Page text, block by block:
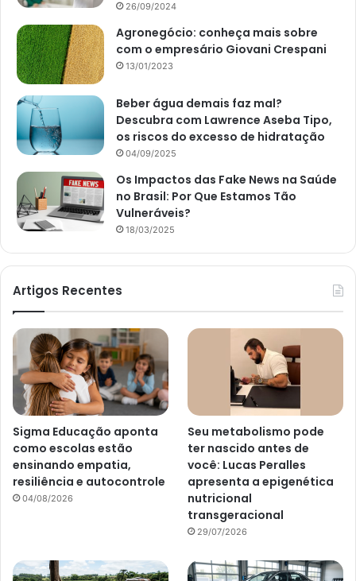
26/09/2024
Agronegócio: conheça mais sobre
com o empresário Giovani Crespani
13/01/2023
Beber água demais faz mal?
Descubra com Lawrence Aseba Tipo,
os riscos do excesso de hidratação
04/09/2025
Os Impactos das Fake News na Saúde
no Brasil: Por Que Estamos Tão
Vulneráveis?
18/03/2025
Artigos Recentes
Sigma Educação aponta
como escolas estão
ensinando empatia,
resiliência e autocontrole
04/08/2026
Seu metabolismo pode
ter nascido antes de
você: Lucas Peralles
apresenta a epigenética
nutricional
transgeracional
29/07/2026